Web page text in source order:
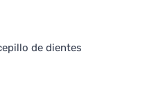
de dientes